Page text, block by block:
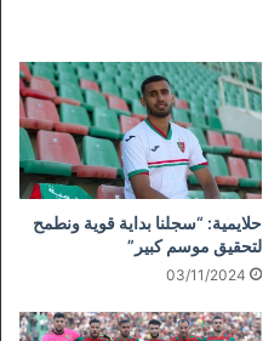
حلايمية: “سجلنا بداية قوية ونطمح
لتحقيق موسم كبير”
03/11/2024